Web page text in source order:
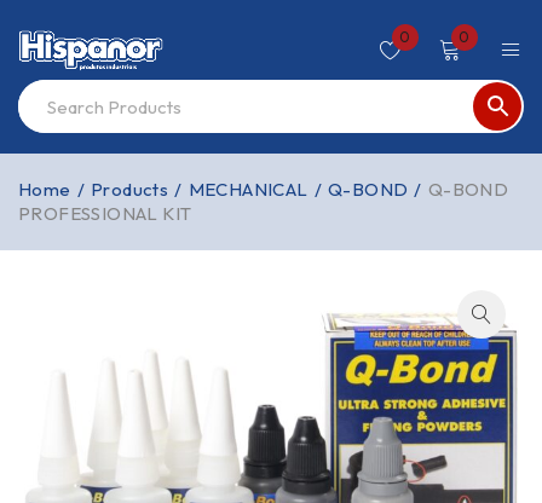
0 0
Home / Products / MECHANICAL / Q-BOND / Q-BOND
PROFESSIONAL KIT